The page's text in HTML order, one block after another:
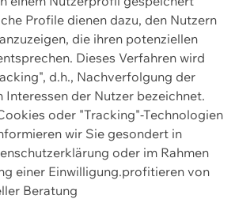
Profile dienen dazu, den Nutzern
die ihren potenziellen
Dieses Verfahren wird
d.h., Nachverfolgung der
Interessen der Nutzer bezeichnet.
oder "Tracking"-Technologien
wir Sie gesondert in
oder im Rahmen
einer Einwilligung.profitieren von
Beratung